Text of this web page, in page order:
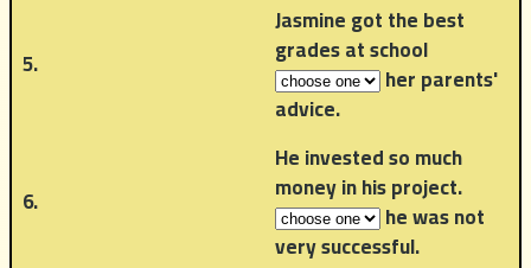
5.
Jasmine got the best
grades at school
her parents'
advice.
6.
He invested so much
money in his project.
he was not
very successful.